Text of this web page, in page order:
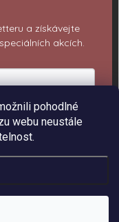
pohodlné
webu neustále
a získávejte
akcích.
práva vyhrazena.Upravit